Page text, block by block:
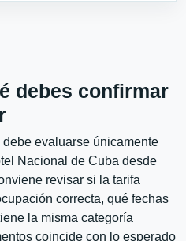
debes confirmar
evaluarse únicamente
Nacional de Cuba desde
revisar si la tarifa
correcta, qué fechas
la misma categoría
coincide con lo esperado